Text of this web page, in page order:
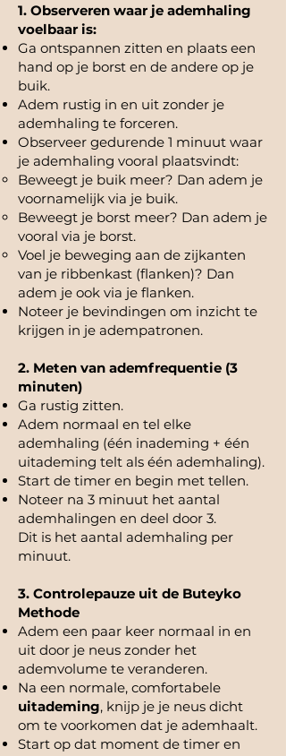
1. Observeren waar je ademhaling
voelbaar is:
Ga ontspannen zitten en plaats een
hand op je borst en de andere op je
buik.
Adem rustig in en uit zonder je
ademhaling te forceren.
Observeer gedurende 1 minuut waar
je ademhaling vooral plaatsvindt:
Beweegt je buik meer? Dan adem je
voornamelijk via je buik.
Beweegt je borst meer? Dan adem je
vooral via je borst.
Voel je beweging aan de zijkanten
van je ribbenkast (flanken)? Dan
adem je ook via je flanken.
Noteer je bevindingen om inzicht te
krijgen in je adempatronen.
2. Meten van ademfrequentie (3
minuten)
Ga rustig zitten.
Adem normaal en tel elke
ademhaling (één inademing + één
uitademing telt als één ademhaling).
Start de timer en begin met tellen.
Noteer na 3 minuut het aantal
ademhalingen en deel door 3.
Dit is het aantal ademhaling per
minuut.
3. Controlepauze uit de Buteyko
Methode
Adem een paar keer normaal in en
uit door je neus zonder het
ademvolume te veranderen.
Na een normale, comfortabele
uitademing, knijp je je neus dicht
om te voorkomen dat je ademhaalt.
Start op dat moment de timer en